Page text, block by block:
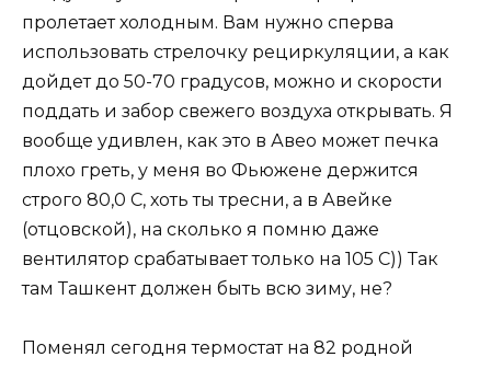
пролетает холодным. Вам нужно сперва
использовать стрелочку рециркуляции, а как
дойдет до 50-70 градусов, можно и скорости
поддать и забор свежего воздуха открывать. Я
вообще удивлен, как это в Авео может печка
плохо греть, у меня во Фьюжене держится
строго 80,0 С, хоть ты тресни, а в Авейке
(отцовской), на сколько я помню даже
вентилятор срабатывает только на 105 С)) Так
там Ташкент должен быть всю зиму, не?
Поменял сегодня термостат на 82 родной